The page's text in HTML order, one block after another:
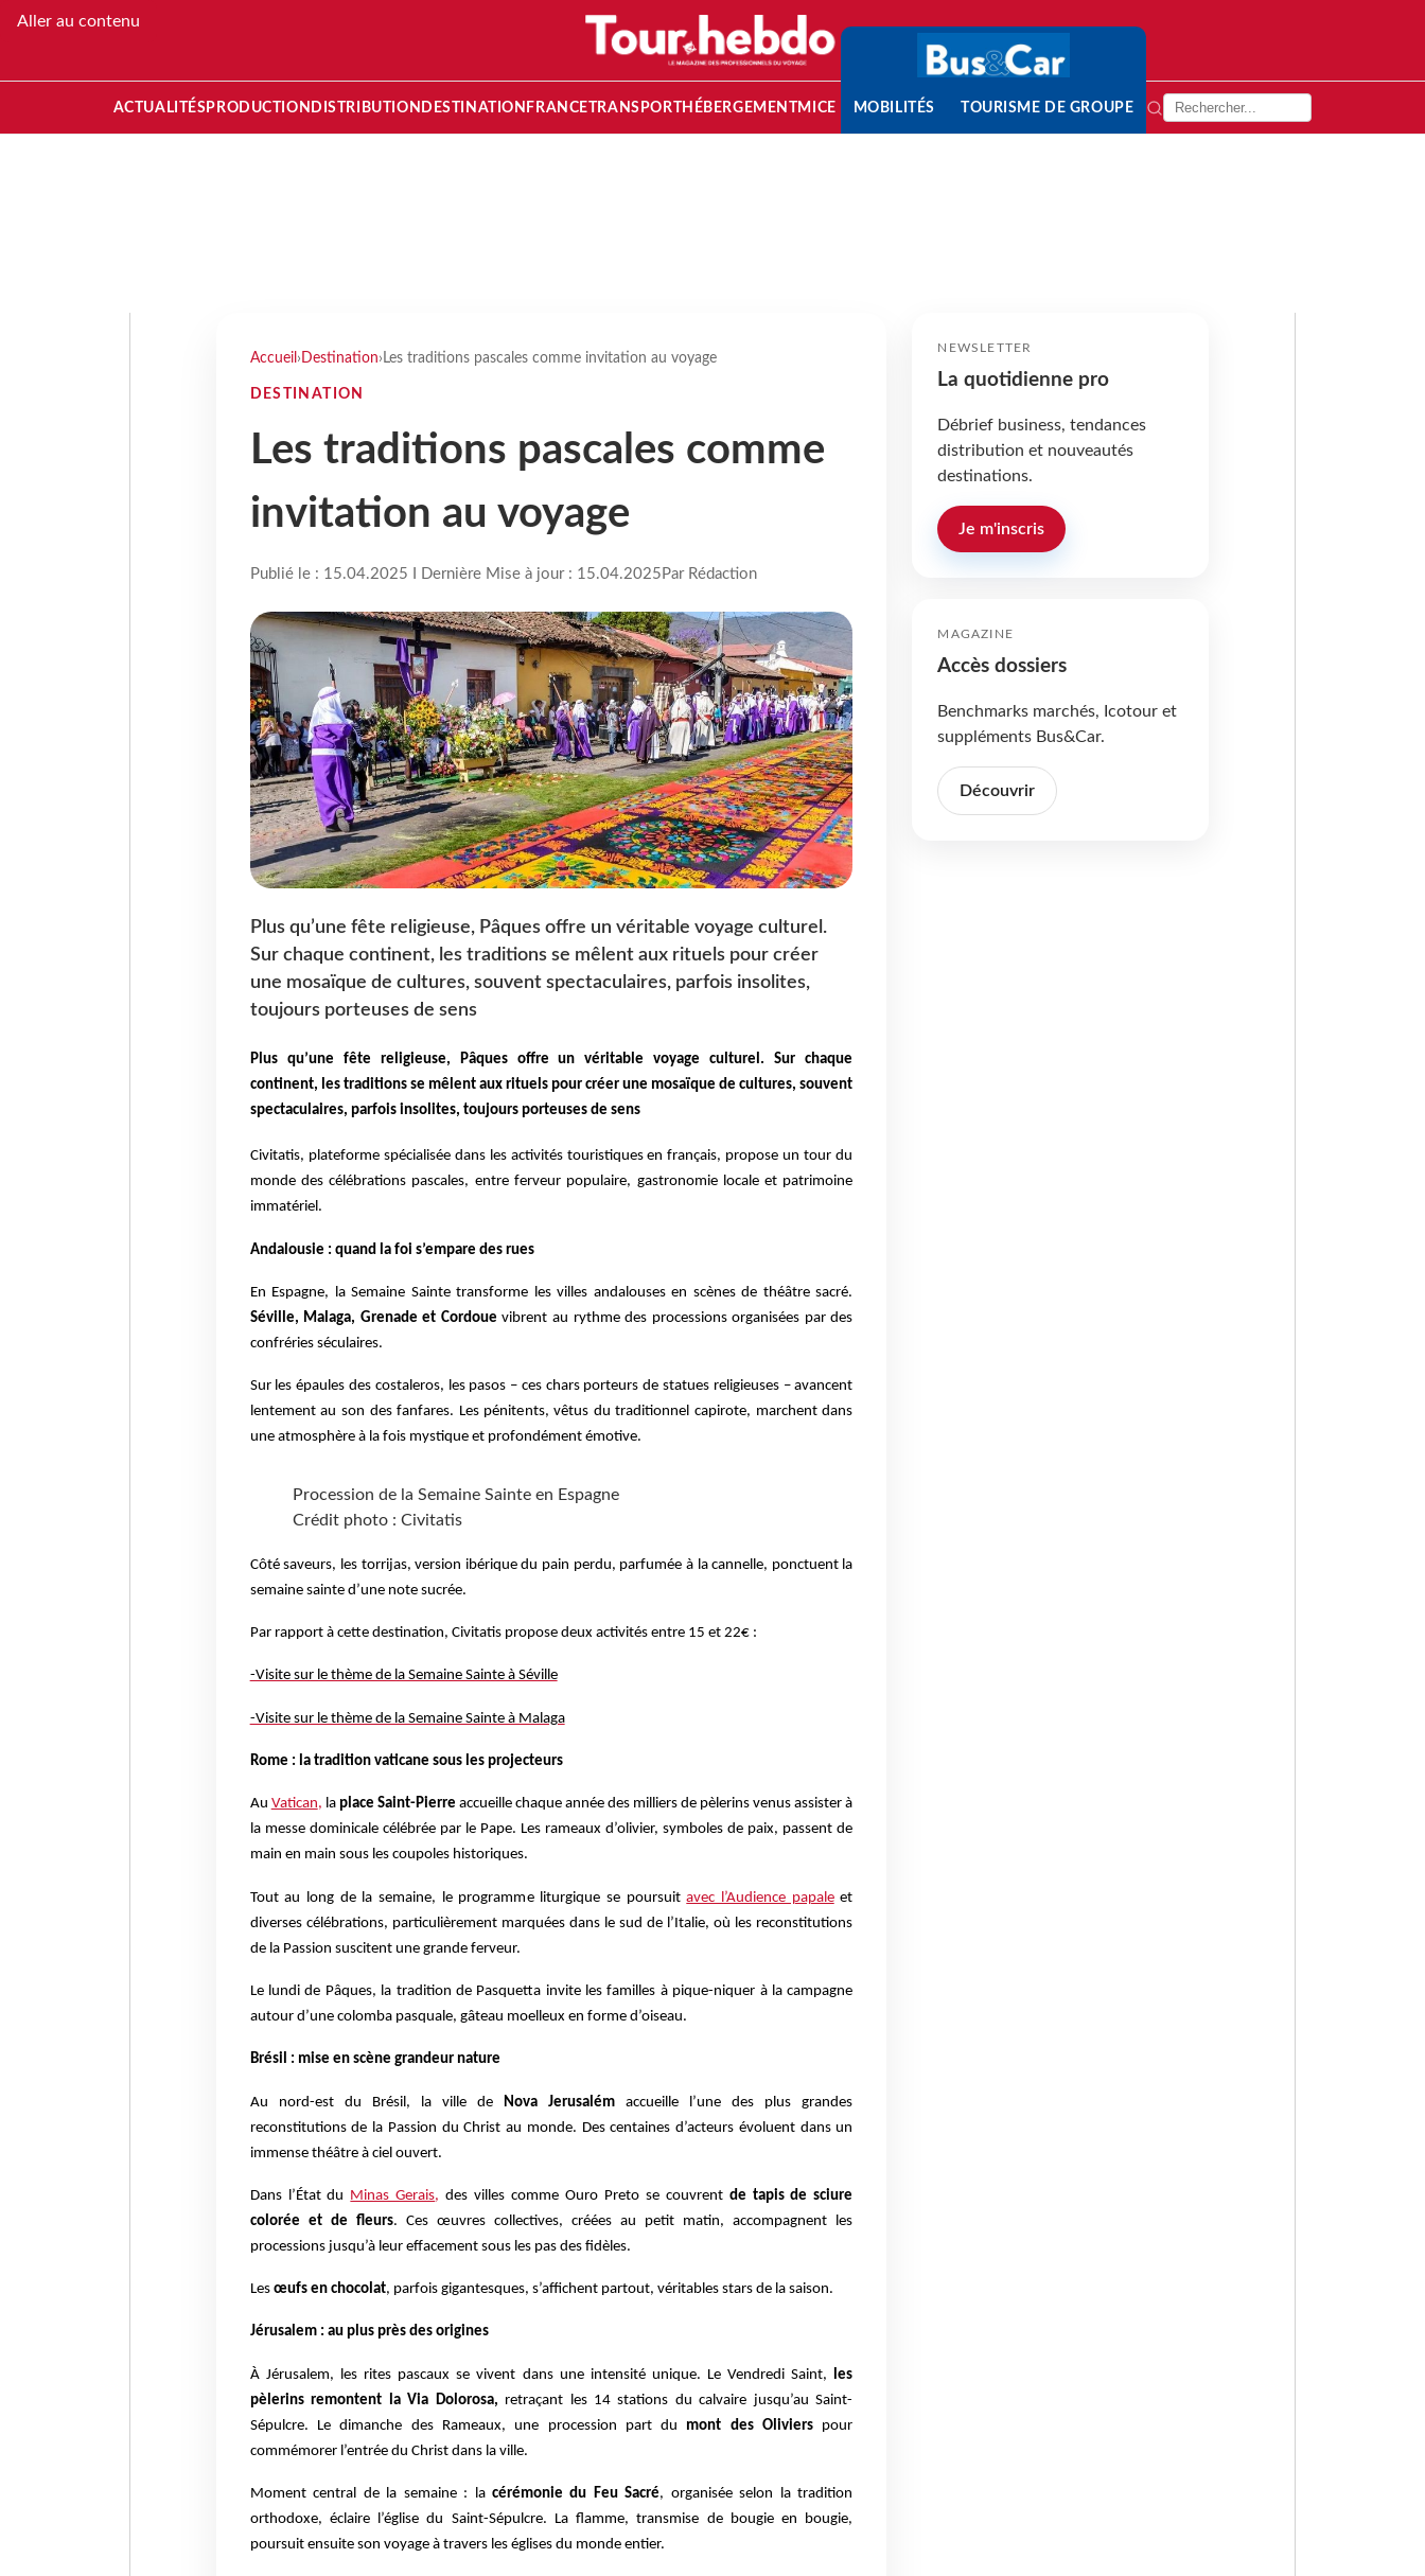
Aller au contenu
ACTUALITÉS PRODUCTION DISTRIBUTION DESTINATION FRANCETRANSPORT HÉBERGEMENTMICE MOBILITÉS TOURISME DE GROUPE
Accueil › Destination› Les traditions pascales comme invitation au voyage
DESTINATION
Les traditions pascales comme
invitation au voyage
Publié le : 15.04.2025 I Dernière Mise à jour : 15.04.2025 Par Rédaction
Plus qu’une fête religieuse, Pâques offre un véritable voyage culturel.
Sur chaque continent, les traditions se mêlent aux rituels pour créer
une mosaïque de cultures, souvent spectaculaires, parfois insolites,
toujours porteuses de sens
Plus qu’une fête religieuse, Pâques offre un véritable voyage culturel. Sur chaque
continent, les traditions se mêlent aux rituels pour créer une mosaïque de cultures, souvent
spectaculaires, parfois insolites, toujours porteuses de sens
Civitatis, plateforme spécialisée dans les activités touristiques en français, propose un tour du
monde des célébrations pascales, entre ferveur populaire, gastronomie locale et patrimoine
immatériel.
Andalousie : quand la foi s’empare des rues
En Espagne, la Semaine Sainte transforme les villes andalouses en scènes de théâtre sacré.
Séville, Malaga, Grenade et Cordoue vibrent au rythme des processions organisées par des
confréries séculaires.
Sur les épaules des costaleros, les pasos – ces chars porteurs de statues religieuses – avancent
lentement au son des fanfares. Les pénitents, vêtus du traditionnel capirote, marchent dans
une atmosphère à la fois mystique et profondément émotive.
Procession de la Semaine Sainte en Espagne
Crédit photo : Civitatis
Côté saveurs, les torrijas, version ibérique du pain perdu, parfumée à la cannelle, ponctuent la
semaine sainte d’une note sucrée.
Par rapport à cette destination, Civitatis propose deux activités entre 15 et 22€ :
-Visite sur le thème de la Semaine Sainte à Séville
-Visite sur le thème de la Semaine Sainte à Malaga
Rome : la tradition vaticane sous les projecteurs
Au Vatican, la place Saint-Pierre accueille chaque année des milliers de pèlerins venus assister à
la messe dominicale célébrée par le Pape. Les rameaux d’olivier, symboles de paix, passent de
main en main sous les coupoles historiques.
Tout au long de la semaine, le programme liturgique se poursuitavec l’Audience papale et
diverses célébrations, particulièrement marquées dans le sud de l’Italie, où les reconstitutions
de la Passion suscitent une grande ferveur.
Le lundi de Pâques, la tradition de Pasquetta invite les familles à pique-niquer à la campagne
autour d’une colomba pasquale, gâteau moelleux en forme d’oiseau.
Brésil : mise en scène grandeur nature
Au nord-est du Brésil, la ville de Nova Jerusalém accueille l’une des plus grandes
reconstitutions de la Passion du Christ au monde. Des centaines d’acteurs évoluent dans un
immense théâtre à ciel ouvert.
Dans l’État du Minas Gerais, des villes comme Ouro Preto se couvrent de tapis de sciure
colorée et de fleurs. Ces œuvres collectives, créées au petit matin, accompagnent les
processions jusqu’à leur effacement sous les pas des fidèles.
Les œufs en chocolat, parfois gigantesques, s’affichent partout, véritables stars de la saison.
Jérusalem : au plus près des origines
À Jérusalem, les rites pascaux se vivent dans une intensité unique. Le Vendredi Saint,
les
pèlerins remontent la Via Dolorosa, retraçant les 14 stations du calvaire jusqu’au Saint-
Sépulcre. Le dimanche des Rameaux, une procession part du mont des Oliviers pour
commémorer l’entrée du Christ dans la ville.
Moment central de la semaine : la cérémonie du Feu Sacré, organisée selon la tradition
orthodoxe, éclaire l’église du Saint-Sépulcre. La flamme, transmise de bougie en bougie,
poursuit ensuite son voyage à travers les églises du monde entier.
NEWSLETTER
La quotidienne pro
Débrief business, tendances
distribution et nouveautés
destinations.
Je m'inscris
MAGAZINE
Accès dossiers
Benchmarks marchés, Icotour et
suppléments Bus&Car.
Découvrir